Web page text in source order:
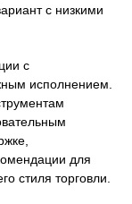
с низкими
с
исполнением.
для
стиля торговли.